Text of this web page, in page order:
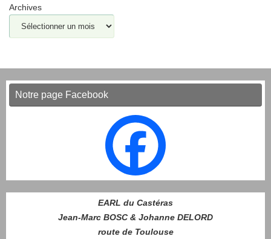
Archives
Notre page Facebook
EARL du Castéras
Jean-Marc BOSC & Johanne DELORD
route de Toulouse